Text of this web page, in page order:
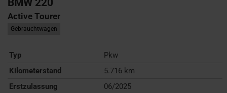
Active Tourer
Gebrauchtwagen
Typ
Pkw
Kilometerstand
5.716 km
Erstzulassung
06/2025